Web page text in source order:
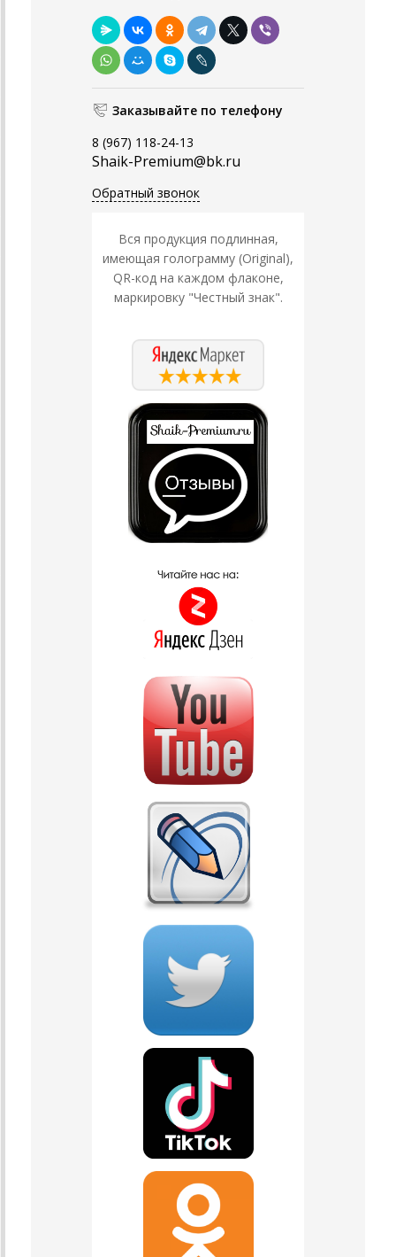
Заказывайте по телефону
8 (967) 118-24-13
Shaik-Premium@bk.ru
Обратный звонок
Вся продукция подлинная,
имеющая голограмму (Original),
QR-код на каждом флаконе,
маркировку "Честный знак".